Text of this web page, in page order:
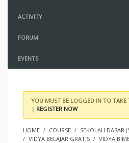
ACTIVITY
FORUM
EVENTS
YOU MUST BE LOGGED IN TO
| REGISTER NOW
HOME COURSE SEKOLAH DASAR
VIDYA BELAJAR GRATIS
VIDYA